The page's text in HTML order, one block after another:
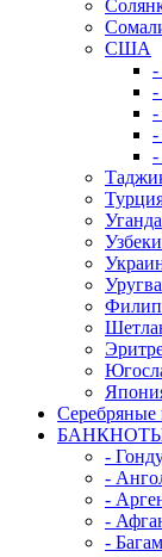
США
-
-
-
-
-
Уганда
-
-
-
-
-